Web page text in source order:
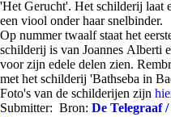
'Het Gerucht'. Het schilderij laat
een viool onder haar snelbinder.
Op nummer twaalf staat het
schilderij is van Joannes Alberti
voor zijn edele delen zien.
met het schilderij 'Bathseba in
Foto's van de schilderijen zijn
Submitter: Bron: De Telegraaf